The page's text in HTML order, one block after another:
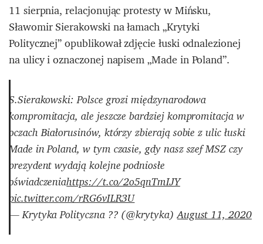
11 sierpnia, relacjonując protesty w Mińsku,
Sławomir Sierakowski na łamach „Krytyki
Politycznej” opublikował zdjęcie łuski odnalezionej
na ulicy i oznaczonej napisem „Made in Poland”.
S.Sierakowski: Polsce grozi międzynarodowa
kompromitacja, ale jeszcze bardziej kompromitacja w
oczach Białorusinów, którzy zbierają sobie z ulic łuski
Made in Poland, w tym czasie, gdy nasz szef MSZ czy
prezydent wydają kolejne podniosłe
oświadczeniahttps://t.co/2o5qnTmIJY
pic.twitter.com/rRG6vILR3U
— Krytyka Polityczna ?? (@krytyka)August 11, 2020